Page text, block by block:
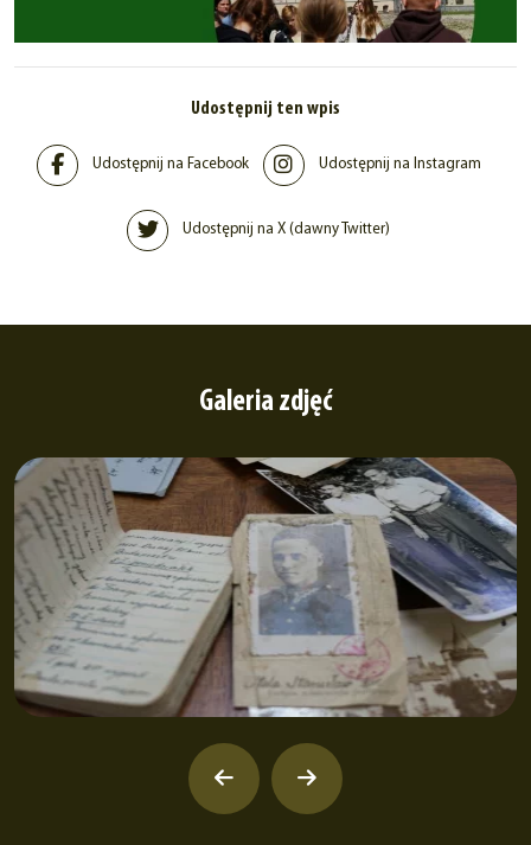
Udostępnij ten wpis
Udostępnij na Facebook Udostępnij na Instagram
Udostępnij na X (dawny Twitter)
Galeria zdjęć